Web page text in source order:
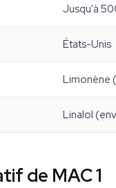
Jusqu'à
États-Unis
Limonène
Linalol
de MAC 1